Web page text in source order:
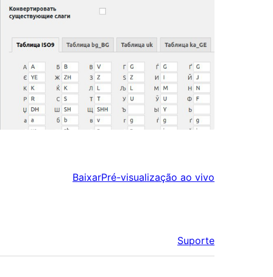
BaixarPré-visualização ao vivo
Suporte